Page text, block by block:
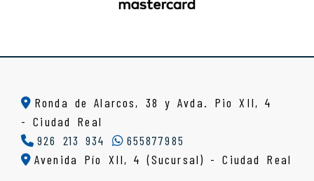
Ronda de Alarcos, 38 y Avda. Pio XII, 4
-Ciudad Real
926 213 934
655877985
Avenida Pío XII, 4 (Sucursal) - Ciudad Real